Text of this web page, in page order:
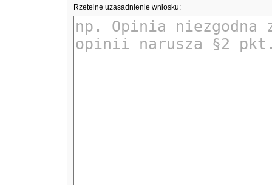
Rzetelne uzasadnienie wniosku: